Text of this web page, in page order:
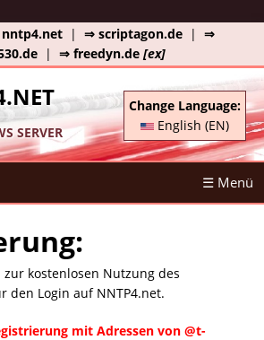
| ⇒ scriptagon.de| ⇒
| ⇒ freedyn.de [ex]
SERVER
Change Language:
English (EN)
☰ Menü
kostenlosen Nutzung des
den Login auf NNTP4.net.
mit Adressen von @t-